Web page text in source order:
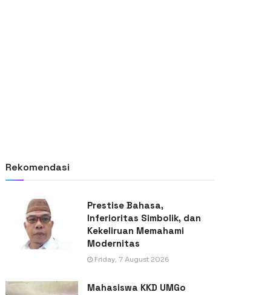
Rekomendasi
Prestise Bahasa,
Inferioritas Simbolik, dan
Kekeliruan Memahami
Modernitas
Friday, 7 August 2026
Mahasiswa KKD UMGo